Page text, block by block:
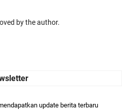
by the author.
Alloh berikan pemahaman yg
update berita terbaru